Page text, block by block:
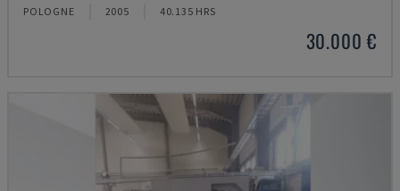
POLOGNE 2005 40.135 HRS
30.000 €